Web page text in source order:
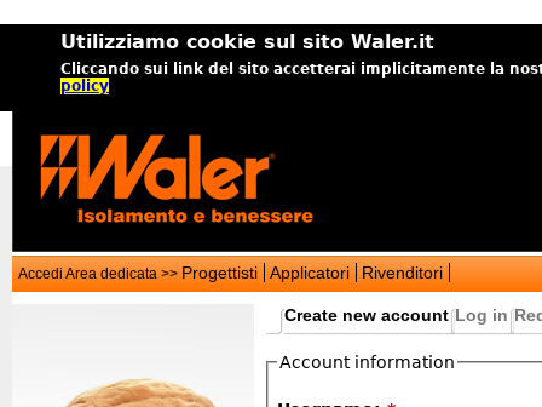
Utilizziamo cookie sul sito Waler.it
Cliccando sui link del sito accetterai implicitamente la
policy
Create new account Log in
Account information
Accedi Area dedicata >> Progettisti Applicatori Rivenditori